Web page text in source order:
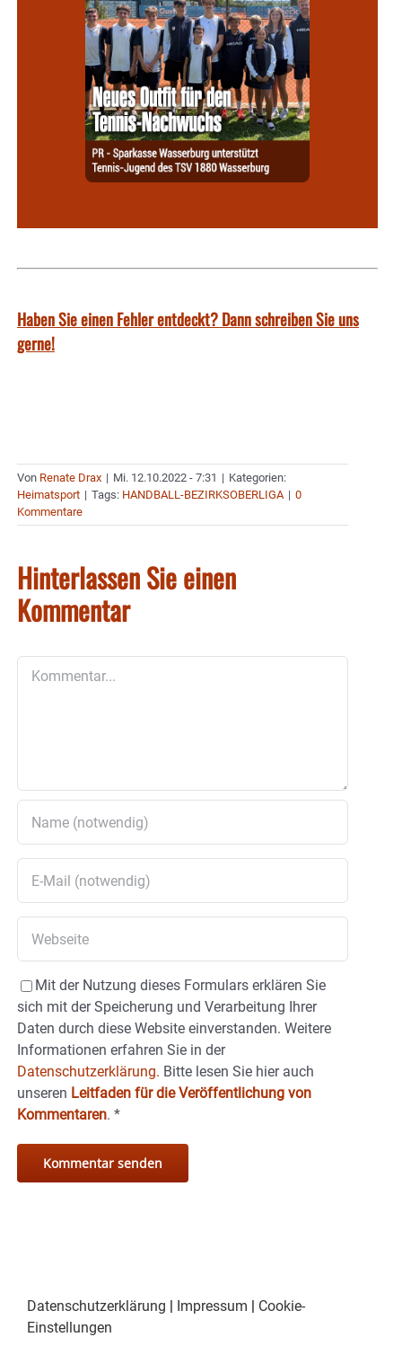
Haben Sie einen Fehler entdeckt? Dann schreiben Sie uns
gerne!
Von Renate Drax | Mi. 12.10.2022 - 7:31 | Kategorien:
Heimatsport | Tags: HANDBALL-BEZIRKSOBERLIGA | 0
Kommentare
Hinterlassen Sie einen
Kommentar
Mit der Nutzung dieses Formulars erklären Sie
sich mit der Speicherung und Verarbeitung Ihrer
Daten durch diese Website einverstanden. Weitere
Informationen erfahren Sie in der
Datenschutzerklärung. Bitte lesen Sie hier auch
unseren Leitfaden für die Veröffentlichung von
Kommentaren. *
Datenschutzerklärung | Impressum | Cookie-
Einstellungen